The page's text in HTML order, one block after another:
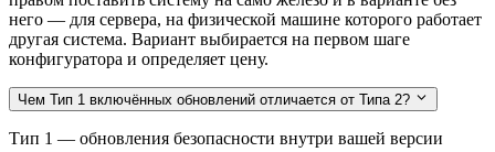
него — для сервера, на физической машине которого работает
другая система. Вариант выбирается на первом шаге
конфигуратора и определяет цену.
Чем Тип 1 включённых обновлений отличается от Типа 2?
Тип 1 — обновления безопасности внутри вашей версии